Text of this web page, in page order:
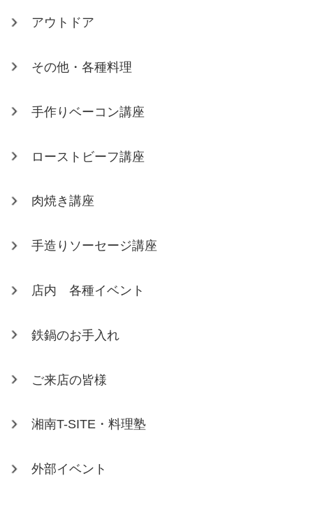
アウトドア
その他・各種料理
手作りベーコン講座
ローストビーフ講座
肉焼き講座
手造りソーセージ講座
店内 各種イベント
鉄鍋のお手入れ
ご来店の皆様
湘南T-SITE・料理塾
外部イベント